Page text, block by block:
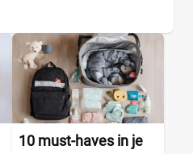
10 must-haves in je